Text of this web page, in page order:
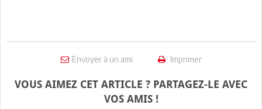
Envoyer à un ami Imprimer
VOUS AIMEZ CET ARTICLE ? PARTAGEZ-LE AVEC
VOS AMIS !